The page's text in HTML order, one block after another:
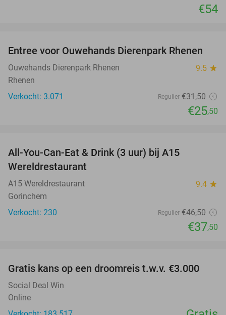
€54
19%
Entree voor Ouwehands Dierenpark Rhenen
Ouwehands Dierenpark Rhenen 9.5 star
Rhenen
Verkocht: 3.071
Regulier €31,50
€25,50
All-You-Can-Eat & Drink (3 uur) bij A15
Wereldrestaurant
A15 Wereldrestaurant 9.4 star
Gorinchem
Verkocht: 230
Regulier €46,50
€37,50
Gratis kans op een droomreis t.w.v. €3.000
Social Deal Win
Online